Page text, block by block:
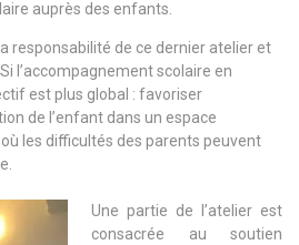
auprès des enfants.
responsabilité de ce dernier atelier et
l’accompagnement scolaire en
est plus global : favoriser
de l’enfant dans un espace
les difficultés des parents peuvent
Une partie de l’atelier est
consacrée au soutien